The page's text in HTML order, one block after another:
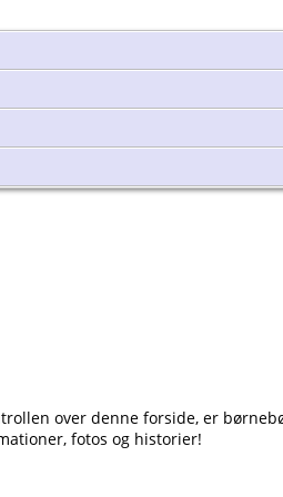
over denne forside, er
fotos og historier!